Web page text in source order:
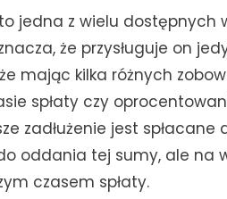
jedna z wielu
że przysługuje on
mając kilka różnych
spłaty czy
zadłużenie jest
oddania tej sumy, ale na
czasem spłaty.